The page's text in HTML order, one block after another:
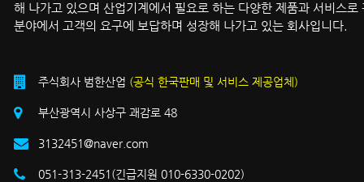
해 나가고 있으며 산업기계에서 필요로 하는 다양한 제품과 서비스로
분야에서 고객의 요구에 보답하며 성장해 나가고 있는 회사입니다.
주식회사 범한산업 (공식 한국판매 및 서비스 제공업체)
부산광역시 사상구 괘감로 48
3132451@naver.com
051-313-2451(긴급지원 010-6330-0202)